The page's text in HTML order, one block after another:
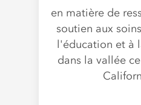
en matière de
soutien aux
l'éducation et à
dans la vallée